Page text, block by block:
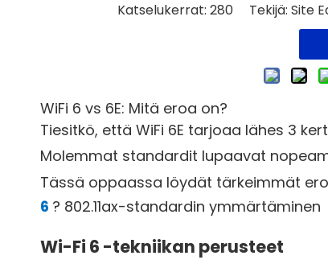
Katselukerrat: 280 Tekijä: Site
WiFi 6 vs 6E: Mitä eroa on?
Tiesitkö, että WiFi 6E tarjoaa lähes 3
Molemmat standardit lupaavat
Tässä oppaassa löydät tärkeimmät
6 ? 802.11ax-standardin ymmärtäminen
Wi-Fi 6 -tekniikan perusteet